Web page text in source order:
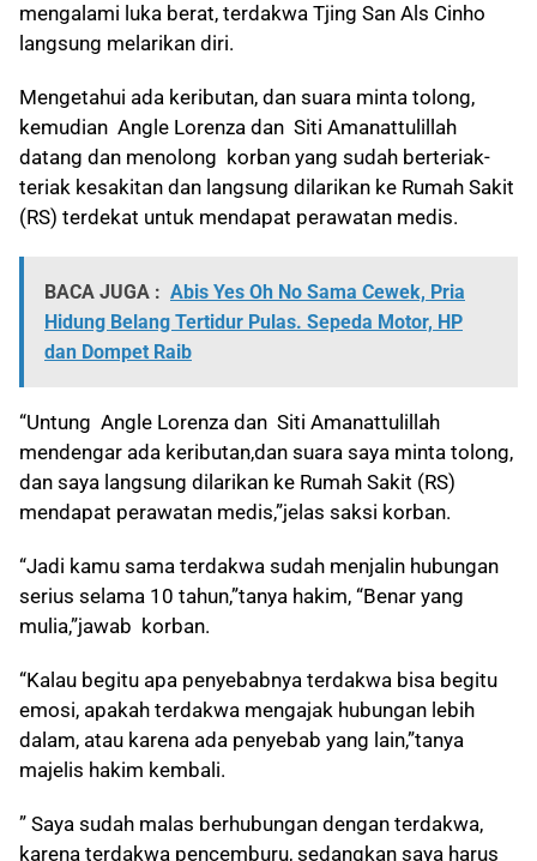
mengalami luka berat, terdakwa Tjing San Als Cinho
langsung melarikan diri.
Mengetahui ada keributan, dan suara minta tolong,
kemudian Angle Lorenza dan Siti Amanattulillah
datang dan menolong korban yang sudah berteriak-
teriak kesakitan dan langsung dilarikan ke Rumah Sakit
(RS) terdekat untuk mendapat perawatan medis.
BACA JUGA : Abis Yes Oh No Sama Cewek, Pria
Hidung Belang Tertidur Pulas. Sepeda Motor, HP
dan Dompet Raib
“Untung Angle Lorenza dan Siti Amanattulillah
mendengar ada keributan,dan suara saya minta tolong,
dan saya langsung dilarikan ke Rumah Sakit (RS)
mendapat perawatan medis,”jelas saksi korban.
“Jadi kamu sama terdakwa sudah menjalin hubungan
serius selama 10 tahun,”tanya hakim, “Benar yang
mulia,”jawab korban.
“Kalau begitu apa penyebabnya terdakwa bisa begitu
emosi, apakah terdakwa mengajak hubungan lebih
dalam, atau karena ada penyebab yang lain,”tanya
majelis hakim kembali.
” Saya sudah malas berhubungan dengan terdakwa,
karena terdakwa pencemburu, sedangkan saya harus